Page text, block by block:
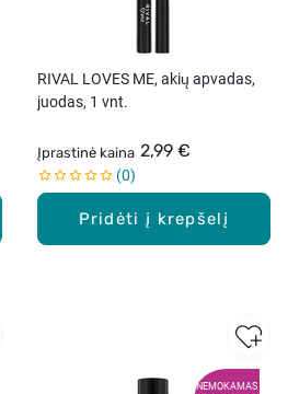
Pridėti į krepšelį
RIVAL LOVES ME, akių apvadas,
juodas, 1 vnt.
Įprastinė kaina 2,99 €
0
NEMOKAMAS